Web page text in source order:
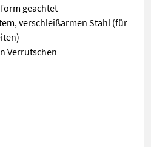
geachtet
verschleißarmen Stahl (für
Verrutschen